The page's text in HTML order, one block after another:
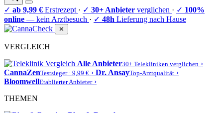
✓ ab 9,99 € Erstrezept · ✓ 30+ Anbieter verglichen · ✓ 100%
online — kein Arztbesuch · ✓ 48h Lieferung nach Hause
✕
VERGLEICH
Alle Anbieter30+ Telekliniken verglichen ›
CannaZenTestsieger · 9,99 € › Dr. AnsayTop-Arztqualität ›
BloomwellEtablierter Anbieter ›
THEMEN